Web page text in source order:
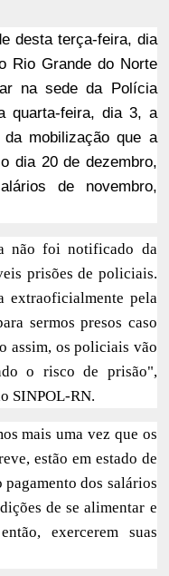
desta terça-feira, dia
Rio Grande do Norte
na sede da Polícia
quarta-feira, dia 3, a
mobilização que a
dia 20 de dezembro,
de novembro,
não foi notificado da
prisões de policiais.
extraoficialmente pela
sermos presos caso
assim, os policiais vão
o risco de prisão",
SINPOL-RN.
mais uma vez que os
estão em estado de
pagamento dos salários
de se alimentar e
exercerem suas